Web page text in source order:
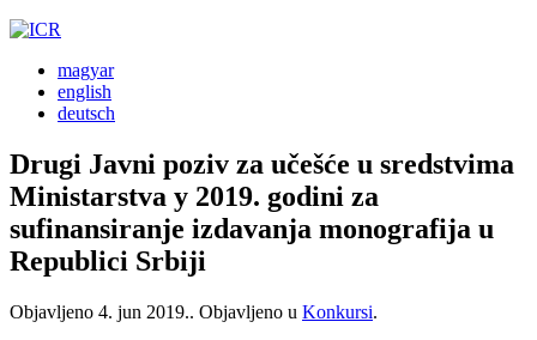
magyar
english
deutsch
Drugi Javni poziv za učešće u sredstvima
Ministarstva y 2019. godini za
sufinansiranje izdavanja monografija u
Republici Srbiji
Objavljeno 4. jun 2019.. Objavljeno u Konkursi.